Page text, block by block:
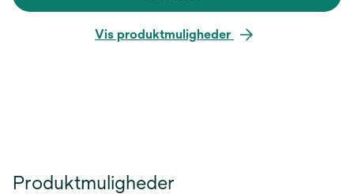
Vis produktmuligheder
Produktmuligheder